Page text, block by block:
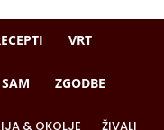
VRT
ZGODBE
& OKOLJE ŽIVALI